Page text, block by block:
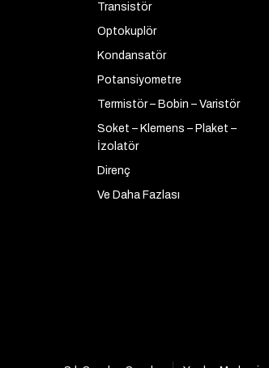
Transistör
Optokuplör
Kondansatör
Potansiyometre
Termistör – Bobin – Varistör
Soket – Klemens – Plaket –
İzolatör
Direnç
Ve Daha Fazlası